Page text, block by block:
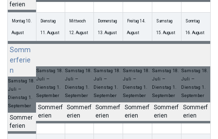
ferien
Montag 10.
August
Somm
erferie
n
Samstag 18.
Juli –
Dienstag 1.
September
Sommer
ferien
Dienstag
11. August
Samstag 18.
Juli –
Dienstag 1.
September
Sommerf
erien
Mittwoch
12. August
Samstag 18.
Juli –
Dienstag 1.
September
Sommerf
erien
Donnerstag
13. August
Samstag 18.
Juli –
Dienstag 1.
September
Sommerf
erien
Freitag 14.
August
Samstag 18.
Juli –
Dienstag 1.
September
Sommerf
erien
Samstag
15. August
Samstag 18.
Juli –
Dienstag 1.
September
Sommerf
erien
Sonntag
16. August
Samstag 18.
Juli –
Dienstag 1.
September
Sommerf
erien